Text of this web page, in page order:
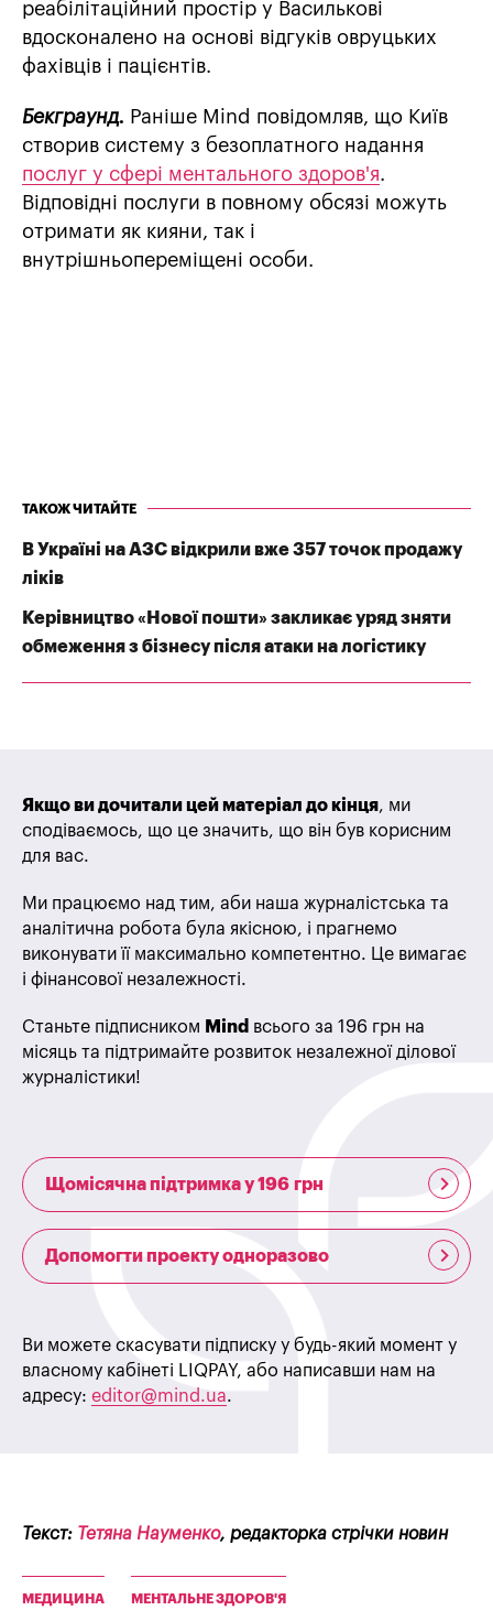
реабілітаційний простір у Василькові
вдосконалено на основі відгуків овруцьких
фахівців і пацієнтів.
Бекграунд. Раніше Mind повідомляв, що Київ
створив систему з безоплатного надання
послуг у сфері ментального здоров'я.
Відповідні послуги в повному обсязі можуть
отримати як кияни, так і
внутрішньопереміщені особи.
ТАКОЖ ЧИТАЙТЕ
В Україні на АЗС відкрили вже 357 точок продажу
ліків
Керівництво «Нової пошти» закликає уряд зняти
обмеження з бізнесу після атаки на логістику
Якщо ви дочитали цей матеріал до кінця, ми
сподіваємось, що це значить, що він був корисним
для вас.
Ми працюємо над тим, аби наша журналістська та
аналітична робота була якісною, і прагнемо
виконувати її максимально компетентно. Це вимагає
і фінансової незалежності.
Станьте підписником Mind всього за 196 грн на
місяць та підтримайте розвиток незалежної ділової
журналістики!
Щомісячна підтримка у 196 грн
Допомогти проекту одноразово
Ви можете скасувати підписку у будь-який момент у
власному кабінеті LIQPAY, або написавши нам на
адресу: editor@mind.ua.
Текст: Тетяна Науменко, редакторка стрічки новин
МЕДИЦИНА МЕНТАЛЬНЕ ЗДОРОВ'Я